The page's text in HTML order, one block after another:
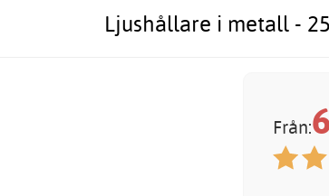
Ljushållare i metall -
Från: